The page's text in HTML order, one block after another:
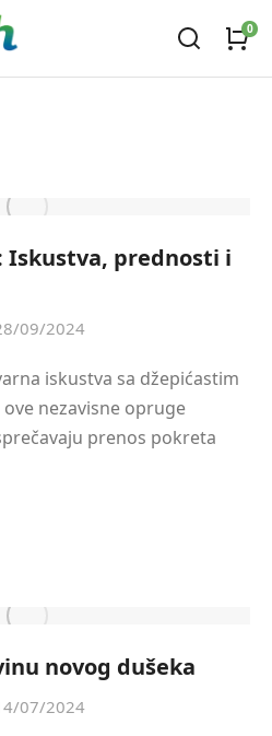
Iskustva, prednosti i
09/2024
iskustva sa džepićastim
nezavisne opruge
prenos pokreta
novog dušeka
07/2024